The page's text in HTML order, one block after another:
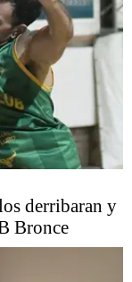
derribaran y
Bronce